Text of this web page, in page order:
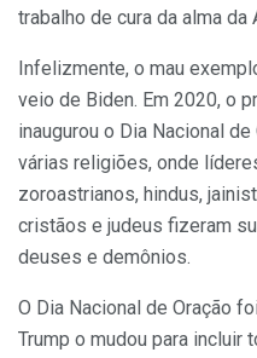
trabalho de cura da alma da
Infelizmente, o mau
veio de Biden. Em 2020, o
inaugurou o Dia Nacional
várias religiões, onde
zoroastrianos, hindus,
cristãos e judeus fizeram
deuses e demônios.
O Dia Nacional de Oração
Trump o mudou para incluir